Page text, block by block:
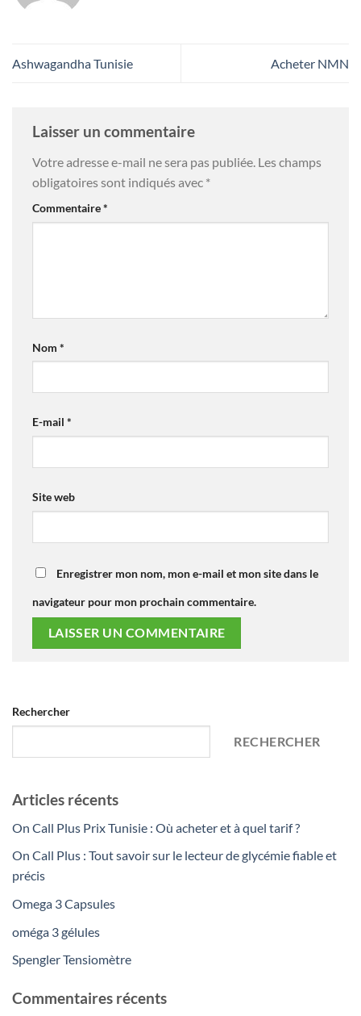
Ashwagandha Tunisie Acheter NMN
Laisser un commentaire
Votre adresse e-mail ne sera pas publiée. Les champs
obligatoires sont indiqués avec *
Commentaire*
Nom *
E-mail *
Site web
Enregistrer mon nom, mon e-mail et mon site dans le
navigateur pour mon prochain commentaire.
Rechercher
RECHERCHER
Articles récents
On Call Plus Prix Tunisie : Où acheter et à quel tarif ?
On Call Plus : Tout savoir sur le lecteur de glycémie fiable et
précis
Omega 3 Capsules
oméga 3 gélules
Spengler Tensiomètre
Commentaires récents